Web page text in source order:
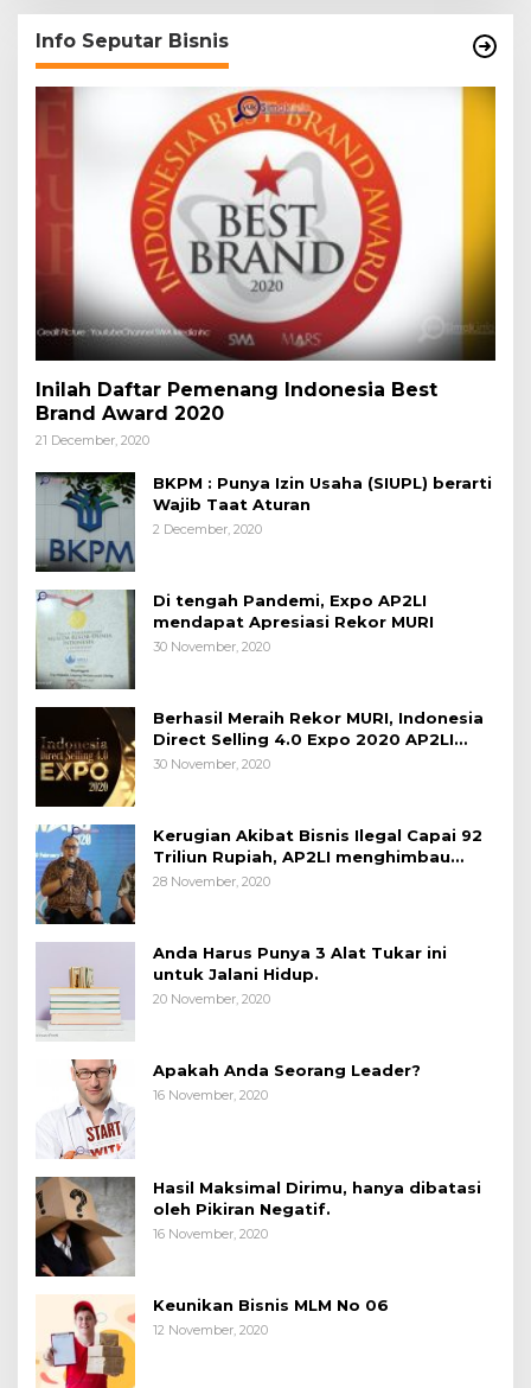
Info Seputar Bisnis
Inilah Daftar Pemenang Indonesia Best
Brand Award 2020
21 December, 2020
BKPM : Punya Izin Usaha (SIUPL) berarti
Wajib Taat Aturan
2 December, 2020
Di tengah Pandemi, Expo AP2LI
mendapat Apresiasi Rekor MURI
30 November, 2020
Berhasil Meraih Rekor MURI, Indonesia
Direct Selling 4.0 Expo 2020 AP2LI
berakhir sangat memuaskan
30 November, 2020
Kerugian Akibat Bisnis Ilegal Capai 92
Triliun Rupiah, AP2LI menghimbau
masyarakat Waspada.
28 November, 2020
Anda Harus Punya 3 Alat Tukar ini
untuk Jalani Hidup.
20 November, 2020
Apakah Anda Seorang Leader?
16 November, 2020
Hasil Maksimal Dirimu, hanya dibatasi
oleh Pikiran Negatif.
16 November, 2020
Keunikan Bisnis MLM No 06
12 November, 2020